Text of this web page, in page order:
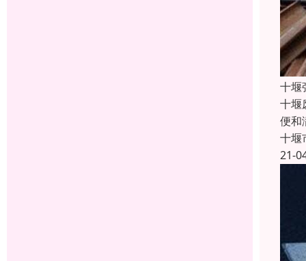
十堰
十堰
便和
十堰
21-